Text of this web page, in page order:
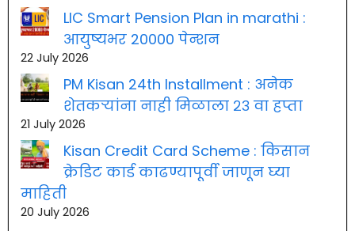
LIC Smart Pension Plan in marathi :
आयुष्यभर 20000 पेन्शन
22 July 2026
PM Kisan 24th Installment : अनेक
शेतकऱ्यांना नाही मिळाला २३ वा हप्ता
21 July 2026
Kisan Credit Card Scheme : किसान
क्रेडिट कार्ड काढण्यापूर्वी जाणून घ्या
माहिती
20 July 2026